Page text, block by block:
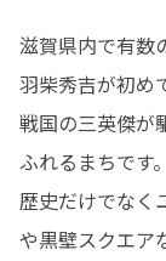
滋賀県内で有数
羽柴秀吉が初め
戦国の三英傑が
ふれるまちです。
歴史だけでなく
や黒壁スクエア